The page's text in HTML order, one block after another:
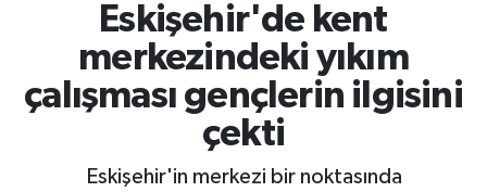
Eskişehir'de kent
merkezindeki yıkım
çalışması gençlerin ilgisini
çekti
Eskişehir'in merkezi bir noktasında
Spor
Eğitim
TFF 3.Lig 4.Grup Puan Durumu ve Fikstür
Tüm Manşetler